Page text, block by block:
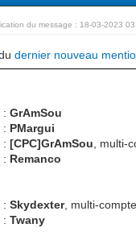
du message : 18-03-2023
dernier nouveau
:GrAmSou
: PMargui
:[CPC]GrAmSou ,
: Remanco
:Skydexter, multi-
:Twany